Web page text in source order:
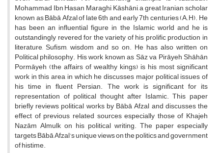
Mohammad Ibn Hasan Maraghi Kāshāni, a great Iranian scholar
known as Bābā Afzal of late 6th and early 7th centuries (A.H). He
has been an influential figure in the Islamic world and he is
outstandingly revered for the variety of his prolific production in
literature, Sufism, wisdom and so on. He has also written on
Political philosophy. His work known as Sāz va Pirāyeh Shāhān
Pormāyeh (the affairs of wealthy kings) is his most significant
work in this area in which he discusses major political issues of
his time in fluent Persian. The work is significant for its
representation of political thought after Islamic. This paper
briefly reviews political works by Bābā Afzal and discusses the
effect of previous related sources especially those of Khajeh
Nazām Almulk on his political writing. The paper especially
targets Bābā Afzal’s unique views on the politics and government
of histime.